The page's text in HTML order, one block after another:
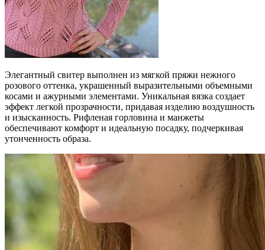
Элегантный свитер выполнен из мягкой пряжи нежного
розового оттенка, украшенный выразительными объемными
косами и ажурными элементами. Уникальная вязка создает
эффект легкой прозрачности, придавая изделию воздушность
и изысканность. Рифленая горловина и манжеты
обеспечивают комфорт и идеальную посадку, подчеркивая
утонченность образа.